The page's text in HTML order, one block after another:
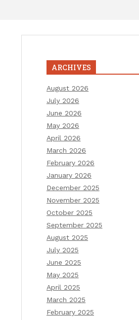
ARCHIVES
August 2026
July 2026
June 2026
May 2026
April 2026
March 2026
February 2026
January 2026
December 2025
November 2025
October 2025
September 2025
August 2025
July 2025
June 2025
May 2025
April 2025
March 2025
February 2025